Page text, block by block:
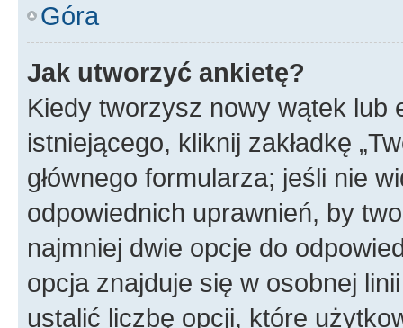
Góra
Jak utworzyć ankietę?
Kiedy tworzysz nowy wątek lub
istniejącego, kliknij zakładkę
głównego formularza; jeśli nie
odpowiednich uprawnień, by
najmniej dwie opcje do
opcja znajduje się w osobnej
ustalić liczbę opcji, które